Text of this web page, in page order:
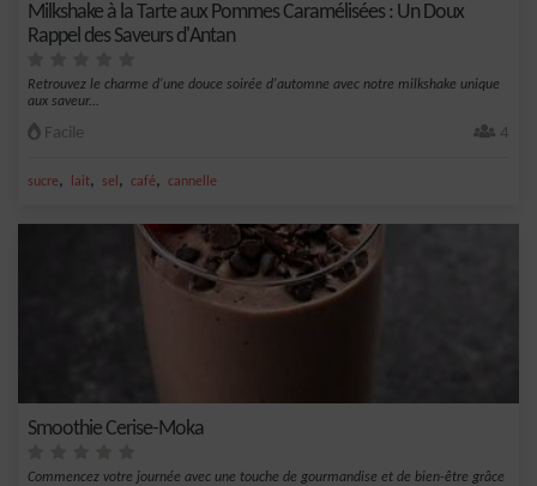
Milkshake à la Tarte aux Pommes Caramélisées : Un Doux
Rappel des Saveurs d'Antan
Retrouvez le charme d'une douce soirée d'automne avec notre milkshake unique
aux saveur...
Facile 4
sucre, lait, sel , café, cannelle
Smoothie Cerise-Moka
Commencez votre journée avec une touche de gourmandise et de bien-être grâce